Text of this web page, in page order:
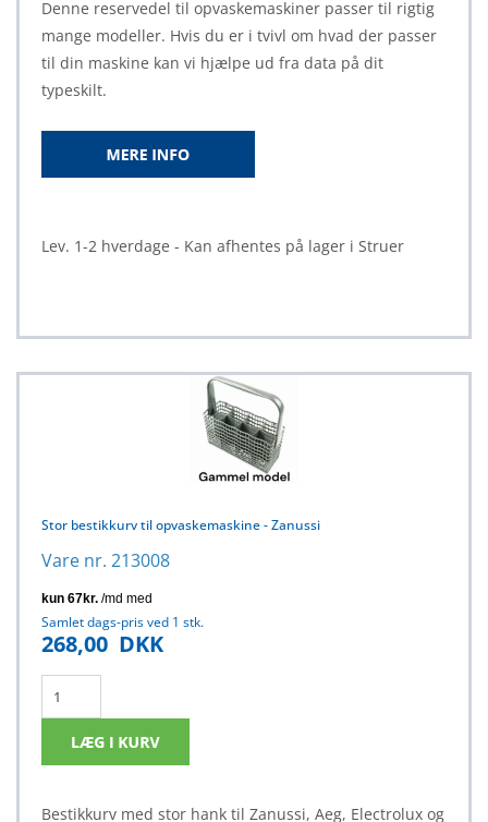
Denne reservedel til opvaskemaskiner passer til rigtig
mange modeller. Hvis du er i tvivl om hvad der passer
til din maskine kan vi hjælpe ud fra data på dit
typeskilt.
Lev. 1-2 hverdage - Kan afhentes på lager i Struer
Stor bestikkurv til opvaskemaskine - Zanussi
Vare nr. 213008
Samlet dags-pris ved 1 stk.
268,00 DKK
Bestikkurv med stor hank til Zanussi, Aeg, Electrolux og